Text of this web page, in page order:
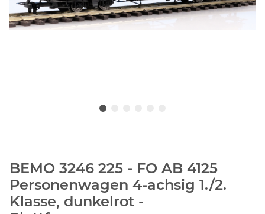
BEMO 3246 225 - FO AB 4125
Personenwagen 4-achsig 1./2.
Klasse, dunkelrot -